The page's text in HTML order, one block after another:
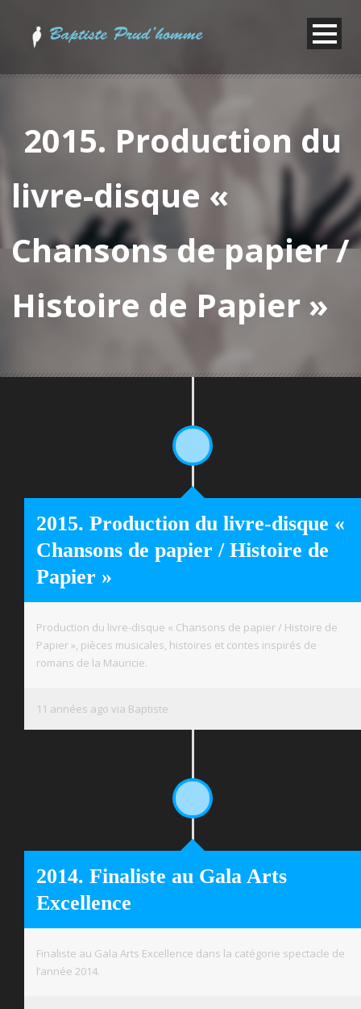
2015. Production du
livre-disque «
Chansons de papier /
Histoire de Papier »
2015. Production du livre-disque «
Chansons de papier / Histoire de
Papier »
Production du livre-disque « Chansons de papier / Histoire de
Papier », pièces musicales, histoires et contes inspirés de
romans de la Mauricie.
11 années ago via Baptiste
2014. Finaliste au Gala Arts
Excellence
Finaliste au Gala Arts Excellence dans la catégorie spectacle de
l’année 2014.